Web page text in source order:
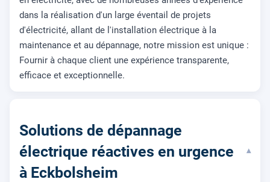
dans la réalisation d'un large éventail de projets
d'électricité, allant de l'installation électrique à la
maintenance et au dépannage, notre mission est unique :
Fournir à chaque client une expérience transparente,
efficace et exceptionnelle.
Solutions de dépannage
électrique réactives en urgence
à Eckbolsheim
▾